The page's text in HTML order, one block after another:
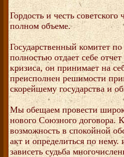
Гордость и честь
полном объеме.
Государственный комитет
полностью отдает себе
кризиса, он принимает на
преисполнен решимости
скорейшему государства и
Мы обещаем провести
нового Союзного договора.
возможность в спокойной
акт и определиться по нему.
зависеть судьба